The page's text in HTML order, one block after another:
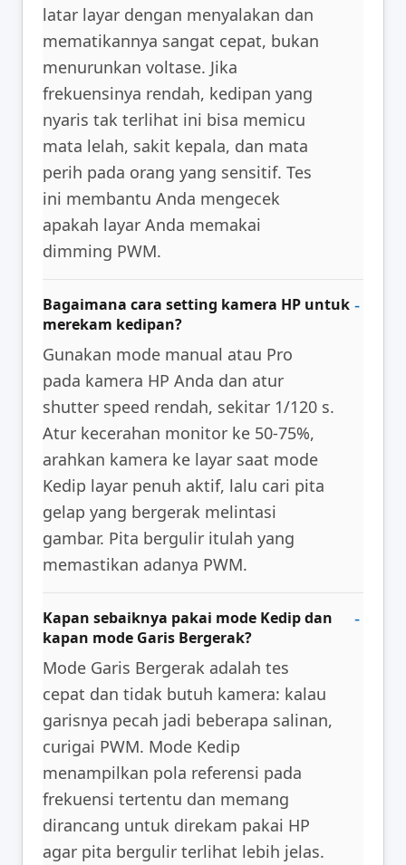
latar layar dengan menyalakan dan
mematikannya sangat cepat, bukan
menurunkan voltase. Jika
frekuensinya rendah, kedipan yang
nyaris tak terlihat ini bisa memicu
mata lelah, sakit kepala, dan mata
perih pada orang yang sensitif. Tes
ini membantu Anda mengecek
apakah layar Anda memakai
dimming PWM.
Bagaimana cara setting kamera HP untuk
merekam kedipan?
Gunakan mode manual atau Pro
pada kamera HP Anda dan atur
shutter speed rendah, sekitar 1/120 s.
Atur kecerahan monitor ke 50-75%,
arahkan kamera ke layar saat mode
Kedip layar penuh aktif, lalu cari pita
gelap yang bergerak melintasi
gambar. Pita bergulir itulah yang
memastikan adanya PWM.
Kapan sebaiknya pakai mode Kedip dan
kapan mode Garis Bergerak?
Mode Garis Bergerak adalah tes
cepat dan tidak butuh kamera: kalau
garisnya pecah jadi beberapa salinan,
curigai PWM. Mode Kedip
menampilkan pola referensi pada
frekuensi tertentu dan memang
dirancang untuk direkam pakai HP
agar pita bergulir terlihat lebih jelas.